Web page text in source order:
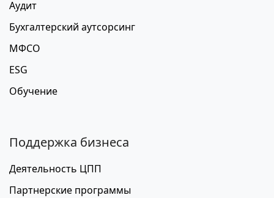
Аудит
Бухгалтерский аутсорсинг
МФСО
ESG
Обучение
Поддержка бизнеса
Деятельность ЦПП
Партнерские программы